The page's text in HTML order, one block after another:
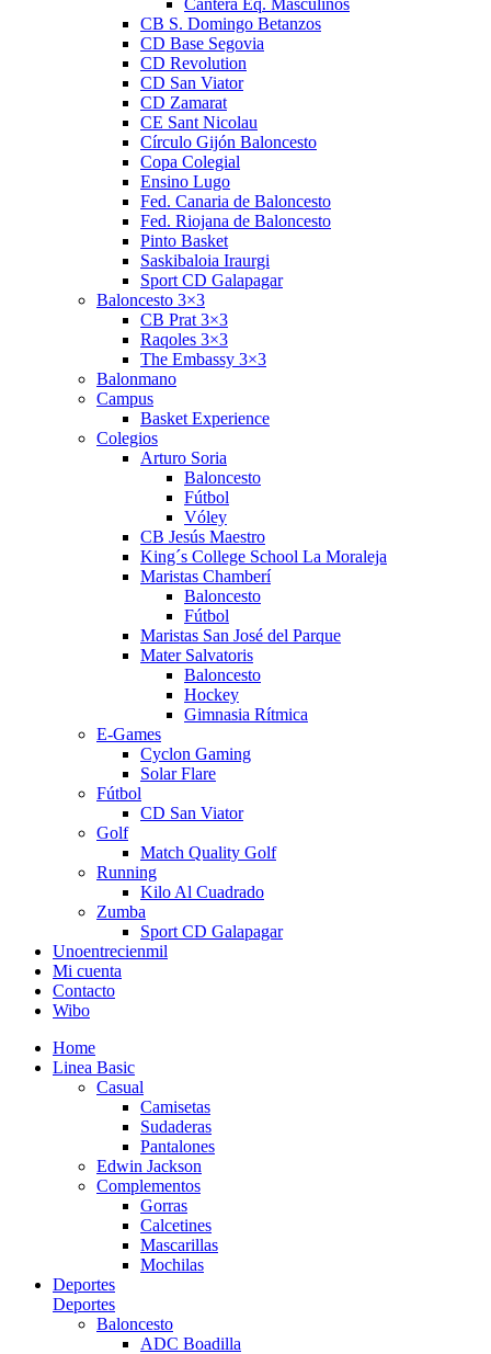
CB S. Domingo Betanzos
CD Base Segovia
CD Revolution
CD San Viator
CD Zamarat
CE Sant Nicolau
Círculo Gijón Baloncesto
Copa Colegial
Ensino Lugo
Fed. Canaria de Baloncesto
Fed. Riojana de Baloncesto
Pinto Basket
Saskibaloia Iraurgi
Sport CD Galapagar
Baloncesto 3×3
CB Prat 3×3
Raqoles 3×3
The Embassy 3×3
Balonmano
Campus
Basket Experience
Colegios
Arturo Soria
Baloncesto
Fútbol
Vóley
CB Jesús Maestro
King´s College School La Moraleja
Maristas Chamberí
Baloncesto
Fútbol
Maristas San José del Parque
Mater Salvatoris
Baloncesto
Hockey
Gimnasia Rítmica
E-Games
Cyclon Gaming
Solar Flare
Fútbol
CD San Viator
Golf
Match Quality Golf
Running
Kilo Al Cuadrado
Zumba
Sport CD Galapagar
Unoentrecienmil
Mi cuenta
Contacto
Wibo
Home
Linea Basic
Casual
Camisetas
Sudaderas
Pantalones
Edwin Jackson
Complementos
Gorras
Calcetines
Mascarillas
Mochilas
Deportes
Deportes
Baloncesto
ADC Boadilla